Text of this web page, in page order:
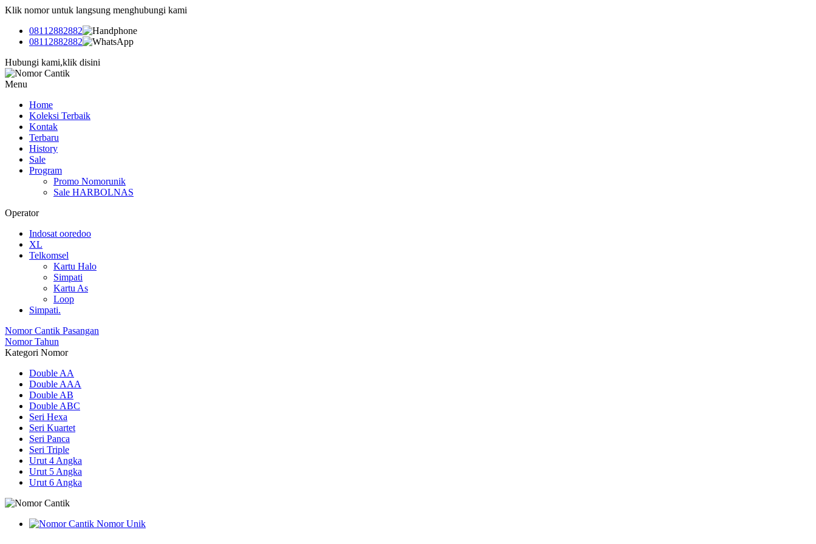
Klik nomor untuk langsung menghubungi kami
08112882882
08112882882
Hubungi kami,klik disini
Menu
Home
Koleksi Terbaik
Kontak
Terbaru
History
Sale
Program
Promo Nomorunik
Sale HARBOLNAS
Operator
Indosat ooredoo
XL
Telkomsel
Kartu Halo
Simpati
Kartu As
Loop
Simpati.
Nomor Cantik Pasangan
Nomor Tahun
Kategori Nomor
Double AA
Double AAA
Double AB
Double ABC
Seri Hexa
Seri Kuartet
Seri Panca
Seri Triple
Urut 4 Angka
Urut 5 Angka
Urut 6 Angka